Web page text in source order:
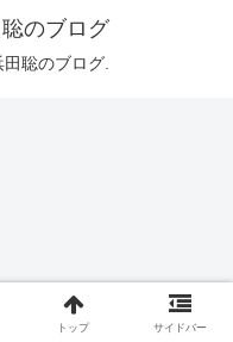
のブログ
聡のブログ.
トップ サイドバー